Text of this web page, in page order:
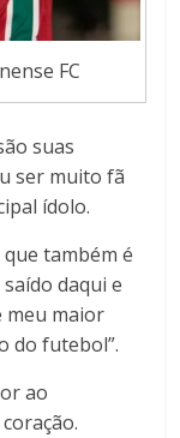
FC
suas
ser muito fã
ídolo.
também é
daqui e
meu maior
do futebol”.
ao